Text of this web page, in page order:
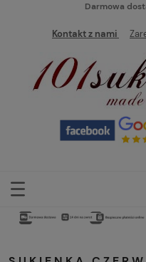
Darmowa
Kontakt z nami